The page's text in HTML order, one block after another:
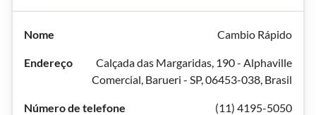
Cambio Rápido
Calçada das Margaridas, 190 - Alphaville
Comercial, Barueri - SP, 06453-038, Brasil
(11) 4195-5050